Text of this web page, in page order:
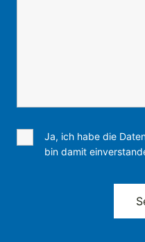
Ja, ich habe die
bin damit